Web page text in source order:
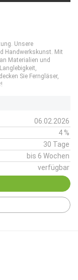
Unsere
Handwerkskunst. Mit
Materialien und
Sie Ferngläser,
06.02.2026
4 %
30 Tage
bis 6 Wochen
verfügbar